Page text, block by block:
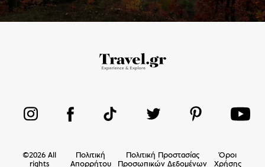
©2026 All
rights
Πολιτική
Απορρήτου
Πολιτική Προστασίας
Προσωπικών Δεδομένων
Όροι
Χρήσης